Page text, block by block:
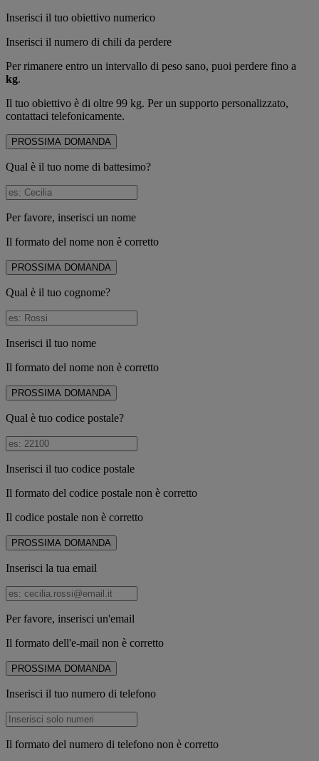
Inserisci il tuo obiettivo numerico
Inserisci il numero di chili da perdere
Per rimanere entro un intervallo di peso sano, puoi perdere fino a
kg.
Il tuo obiettivo è di oltre 99 kg. Per un supporto personalizzato,
contattaci telefonicamente.
PROSSIMA DOMANDA
Qual è il tuo nome di battesimo?
Per favore, inserisci un nome
Il formato del nome non è corretto
PROSSIMA DOMANDA
Qual è il tuo cognome?
Inserisci il tuo nome
Il formato del nome non è corretto
PROSSIMA DOMANDA
Qual è tuo codice postale?
Inserisci il tuo codice postale
Il formato del codice postale non è corretto
Il codice postale non è corretto
PROSSIMA DOMANDA
Inserisci la tua email
Per favore, inserisci un'email
Il formato dell'e-mail non è corretto
PROSSIMA DOMANDA
Inserisci il tuo numero di telefono
Il formato del numero di telefono non è corretto